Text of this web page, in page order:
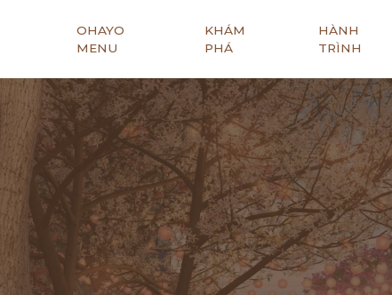
OHAYO
MENU
KHÁM
PHÁ
HÀNH
TRÌNH